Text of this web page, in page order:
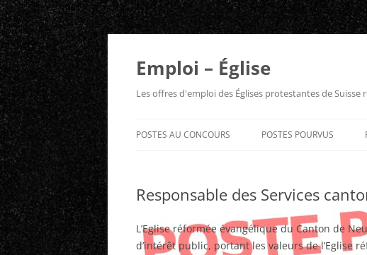
Aller
Emploi – Église
Les offres d'emploi des Églises protestantes de Suisse
POSTES AU CONCOURS POSTES POURVUS
Responsable des Services
L’Eglise réformée évangélique du Canton de
d’intérêt public, portant les valeurs de l’Eglise